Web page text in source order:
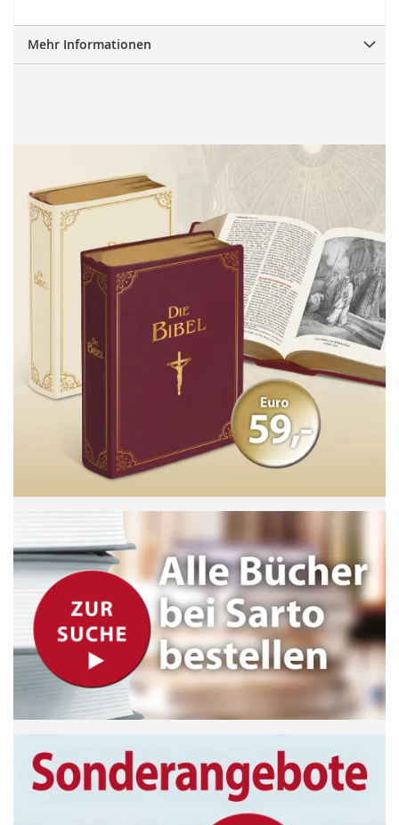
Mehr Informationen